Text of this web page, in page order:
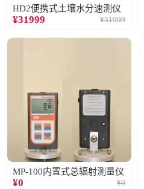
HD2便携式土壤水分速测仪
¥31999 ¥31999
MP-100内置式总辐射测量仪
¥0 ¥0